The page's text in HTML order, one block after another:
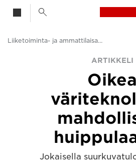
Ajankohtaista
Liiketoiminta- ja ammattilaisartikkelit
ARTIKKELI
Oikea
Jokaisella